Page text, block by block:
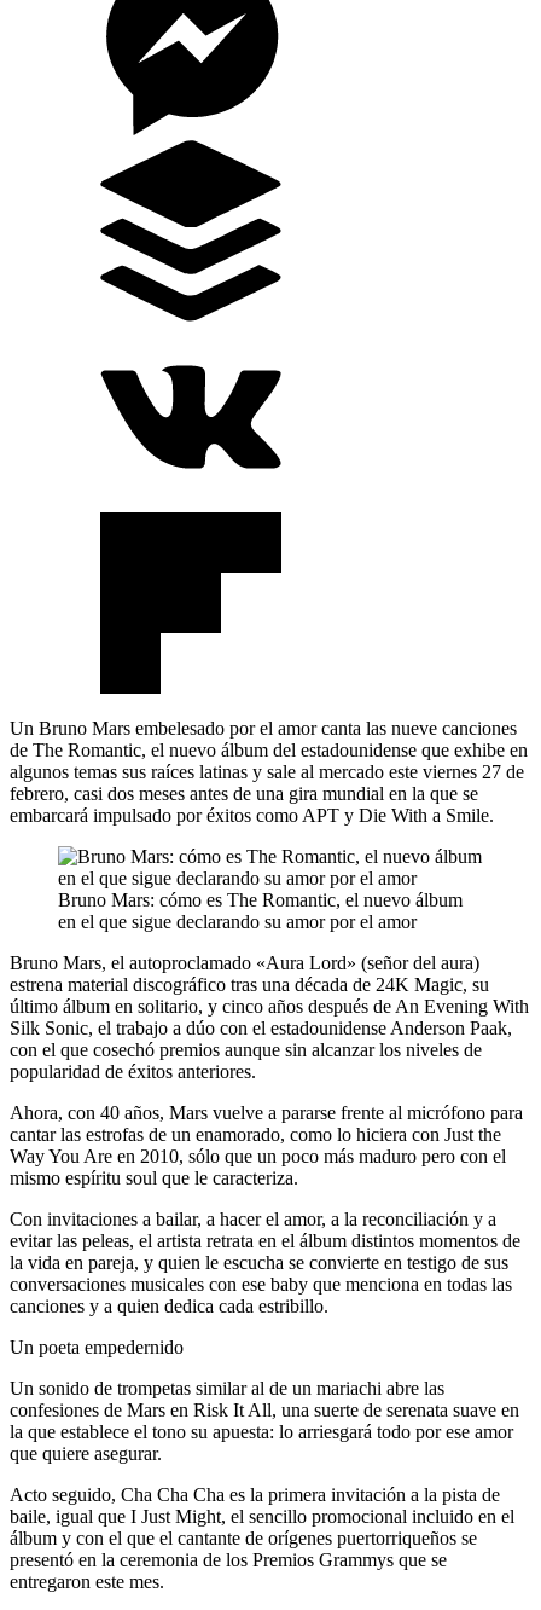
Un Bruno Mars embelesado por el amor canta las nueve canciones
de The Romantic, el nuevo álbum del estadounidense que exhibe en
algunos temas sus raíces latinas y sale al mercado este viernes 27 de
febrero, casi dos meses antes de una gira mundial en la que se
embarcará impulsado por éxitos como APT y Die With a Smile.
Bruno Mars: cómo es The Romantic, el nuevo álbum
en el que sigue declarando su amor por el amor
Bruno Mars, el autoproclamado «Aura Lord» (señor del aura)
estrena material discográfico tras una década de 24K Magic, su
último álbum en solitario, y cinco años después de An Evening With
Silk Sonic, el trabajo a dúo con el estadounidense Anderson Paak,
con el que cosechó premios aunque sin alcanzar los niveles de
popularidad de éxitos anteriores.
Ahora, con 40 años, Mars vuelve a pararse frente al micrófono para
cantar las estrofas de un enamorado, como lo hiciera con Just the
Way You Are en 2010, sólo que un poco más maduro pero con el
mismo espíritu soul que le caracteriza.
Con invitaciones a bailar, a hacer el amor, a la reconciliación y a
evitar las peleas, el artista retrata en el álbum distintos momentos de
la vida en pareja, y quien le escucha se convierte en testigo de sus
conversaciones musicales con ese baby que menciona en todas las
canciones y a quien dedica cada estribillo.
Un poeta empedernido
Un sonido de trompetas similar al de un mariachi abre las
confesiones de Mars en Risk It All, una suerte de serenata suave en
la que establece el tono su apuesta: lo arriesgará todo por ese amor
que quiere asegurar.
Acto seguido, Cha Cha Cha es la primera invitación a la pista de
baile, igual que I Just Might, el sencillo promocional incluido en el
álbum y con el que el cantante de orígenes puertorriqueños se
presentó en la ceremonia de los Premios Grammys que se
entregaron este mes.